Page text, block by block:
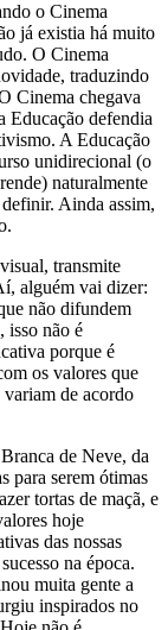
o Cinema
já existia há muito
O Cinema
traduzindo
Cinema chegava
Educação defendia
A Educação
unidirecional (o
naturalmente
Ainda assim,
transmite
alguém vai dizer:
não difundem
isso não é
porque é
os valores que
de acordo
de Neve, da
para serem ótimas
tortas de maçã, e
hoje
das nossas
na época.
muita gente a
inspirados no